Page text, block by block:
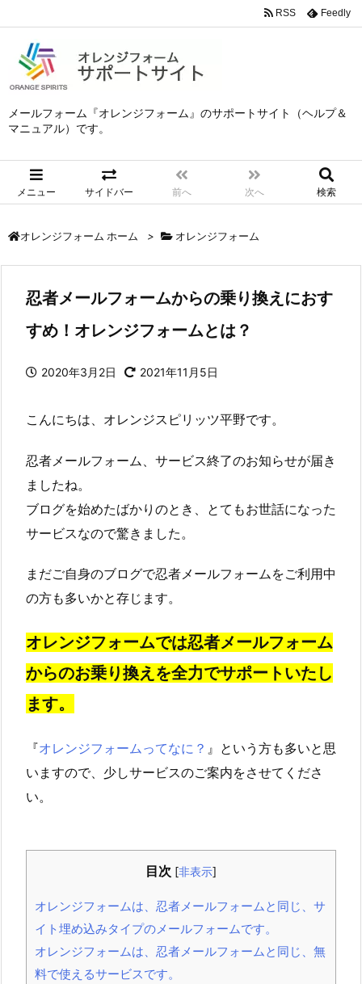
メールフォーム『オレンジフォーム』のサポートサイト（ヘルプ＆
マニュアル）です。
メニュー サイドバー 前へ 次へ 検索
RSS Feedly
オレンジフォーム ホーム > オレンジフォーム
忍者メールフォームからの乗り換えにおす
すめ！オレンジフォームとは？
2020年3月2日 2021年11月5日
こんにちは、オレンジスピリッツ平野です。
忍者メールフォーム、サービス終了のお知らせが届き
ましたね。
ブログを始めたばかりのとき、とてもお世話になった
サービスなので驚きました。
まだご自身のブログで忍者メールフォームをご利用中
の方も多いかと存じます。
オレンジフォームでは忍者メールフォーム
からのお乗り換えを全力でサポートいたし
ます。
『オレンジフォームってなに？ 』という方も多いと思
いますので、少しサービスのご案内をさせてくださ
い。
目次 [非表示]
オレンジフォームは、忍者メールフォームと同じ、サ
イト埋め込みタイプのメールフォームです。
オレンジフォームは、忍者メールフォームと同じ、無
料で使えるサービスです。